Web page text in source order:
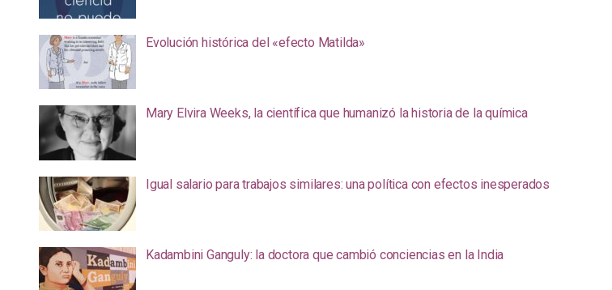
Evolución histórica del «efecto Matilda»
Mary Elvira Weeks, la científica que humanizó la historia de la química
Igual salario para trabajos similares: una política con efectos inesperados
Kadambini Ganguly: la doctora que cambió conciencias en la India